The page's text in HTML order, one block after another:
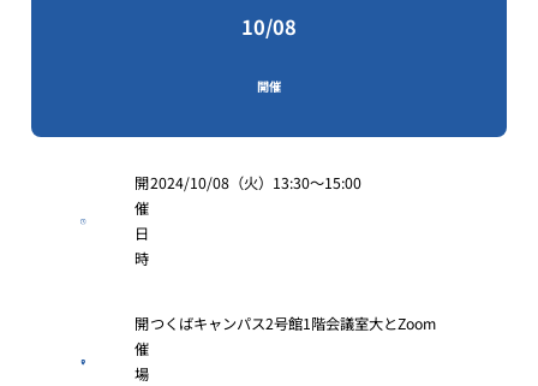
10/08
開催
開
催
日
時
2024/10/08（火）13:30〜15:00
開
催
場
つくばキャンパス2号館1階会議室大とZoom